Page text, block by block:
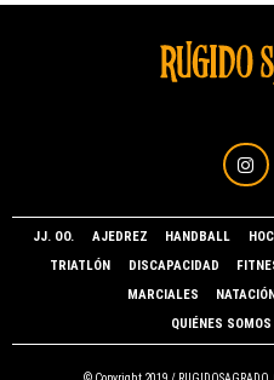
JJ. OO. AJEDREZ HANDBALL
TRIATLÓN
DISCAPACIDAD
MARCIALES
QUIÉNES SOMOS